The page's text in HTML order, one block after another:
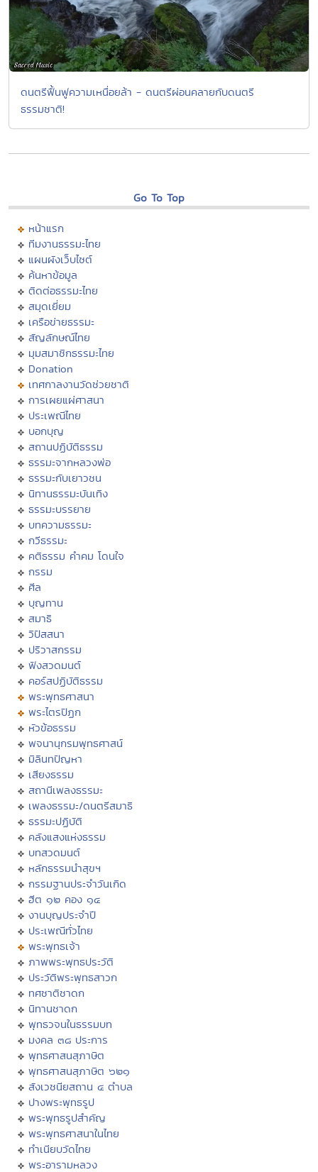
ดนตรีฟื้นฟูความเหนื่อยล้า - ดนตรีผ่อนคลายกับดนตรี
ธรรมชาติ!
Go To Top
หน้าแรก
ทีมงานธรรมะไทย
แผนผังเว็บไซต์
ค้นหาข้อมูล
ติดต่อธรรมะไทย
สมุดเยี่ยม
เครือข่ายธรรมะ
สัญลักษณ์ไทย
มุมสมาชิกธรรมะไทย
Donation
เทศกาลงานวัดช่วยชาติ
การเผยแผ่ศาสนา
ประเพณีไทย
บอกบุญ
สถานปฏิบัติธรรม
ธรรมะจากหลวงพ่อ
ธรรมะกับเยาวชน
นิทานธรรมะบันเทิง
ธรรมะบรรยาย
บทความธรรมะ
กวีธรรมะ
คติธรรม คำคม โดนใจ
กรรม
ศีล
บุญทาน
สมาธิ
วิปัสสนา
ปริวาสกรรม
ฟังสวดมนต์
คอร์สปฏิบัติธรรม
พระพุทธศาสนา
พระไตรปิฏก
หัวข้อธรรม
พจนานุกรมพุทธศาสน์
มิลินทปัญหา
เสียงธรรม
สถานีเพลงธรรมะ
เพลงธรรมะ/ดนตรีสมาธิ
ธรรมะปฏิบัติ
คลังแสงแห่งธรรม
บทสวดมนต์
หลักธรรมนำสุขฯ
กรรมฐานประจำวันเกิด
ฮีต ๑๒ คอง ๑๔
งานบุญประจำปี
ประเพณีทั่วไทย
พระพุทธเจ้า
ภาพพระพุทธประวัติ
ประวัติพระพุทธสาวก
ทศชาติชาดก
นิทานชาดก
พุทธวจนในธรรมบท
มงคล ๓๘ ประการ
พุทธศาสนสุภาษิต
พุทธศาสนสุภาษิต ๖๒๑
สังเวชนียสถาน ๔ ตำบล
ปางพระพุทธรูป
พระพุทธรูปสำคัญ
พระพุทธศาสนาในไทย
ทำเนียบวัดไทย
พระอารามหลวง